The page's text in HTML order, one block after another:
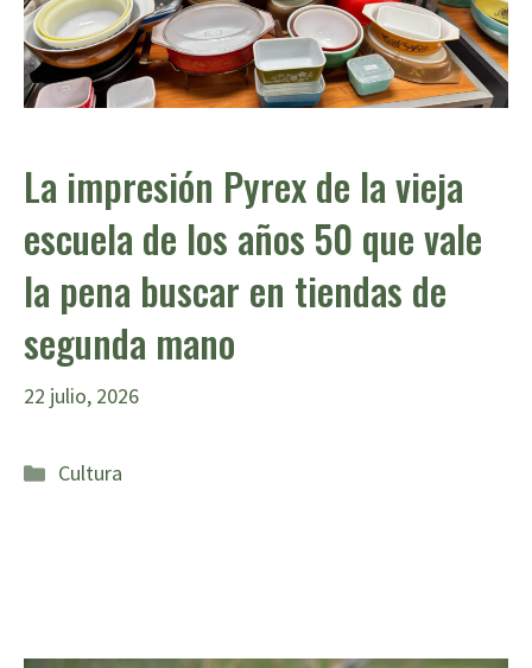
La impresión Pyrex de la vieja
escuela de los años 50 que vale
la pena buscar en tiendas de
segunda mano
22 julio, 2026
Categorías
Cultura